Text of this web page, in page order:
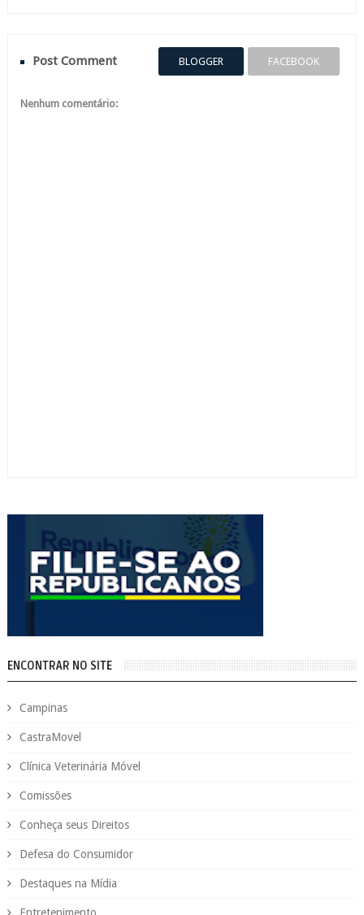
Post Comment BLOGGER FACEBOOK
Nenhum comentário:
ENCONTRAR NO SITE
Campinas
CastraMovel
Clínica Veterinária Móvel
Comissões
Conheça seus Direitos
Defesa do Consumidor
Destaques na Mídia
Entretenimento